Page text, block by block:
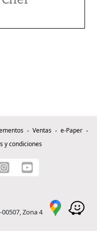
Ventas
e-Paper
y condiciones
Zona 4